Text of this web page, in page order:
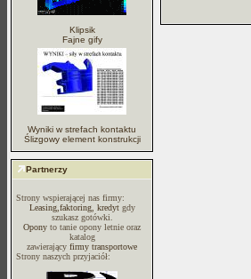
Klipsik
Fajne gify
Wyniki w strefach kontaktu
Ślizgowy element konstrukcji
Partnerzy
Strony wspierającej nas firmy:
Leasing,faktoring, kredytgdy
szukasz gotówki.
Opony to tanie opony letnie oraz
katalog
zawierający firmy transportowe
Strony naszych przyjaciół: